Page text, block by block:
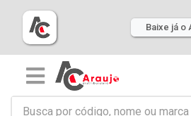
Baixe já o